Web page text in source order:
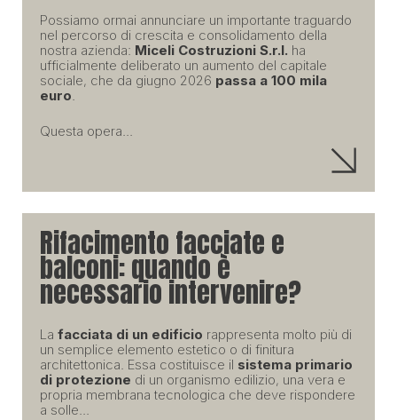
Possiamo ormai annunciare un importante traguardo
nel percorso di crescita e consolidamento della
nostra azienda: Miceli Costruzioni S.r.l. ha
ufficialmente deliberato un aumento del capitale
sociale, che da giugno 2026 passa a 100 mila
euro.
Questa opera...
Rifacimento facciate e
balconi: quando è
necessario intervenire?
La facciata di un edificio rappresenta molto più di
un semplice elemento estetico o di finitura
architettonica. Essa costituisce il sistema primario
di protezione di un organismo edilizio, una vera e
propria membrana tecnologica che deve rispondere
a solle...